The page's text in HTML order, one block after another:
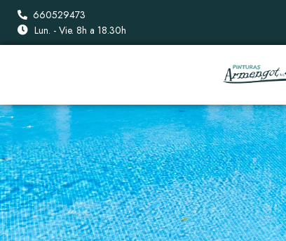
660529473
Lun. - Vie. 8h a 18.30h